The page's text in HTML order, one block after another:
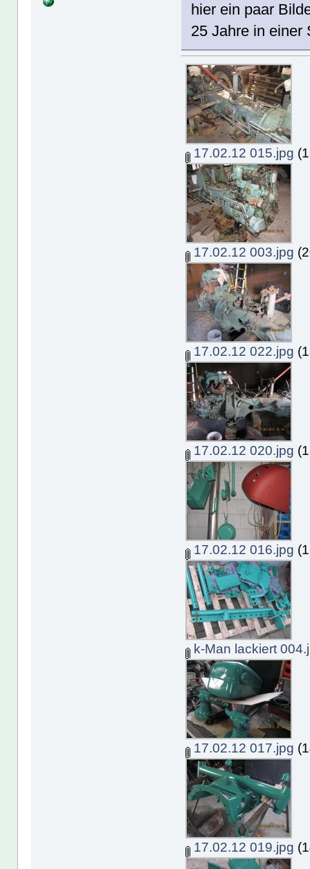
hier ein paar
25 Jahre in einer
17.02.12 015.jpg
17.02.12 003.jpg
17.02.12 022.jpg
17.02.12 020.jpg
17.02.12 016.jpg
k-Man lackiert
17.02.12 017.jpg
17.02.12 019.jpg